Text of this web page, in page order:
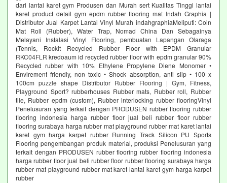
dari lantai karet gym Produsen dan Murah sert Kualitas Tinggi lantai
karet product detail gym epdm rubber flooring mat Indah Graphia |
Distributor Jual Karpet Lantai Vinyl Murah indahgraphiaMeliputi: Coin
Mat Roll (Rubber), Water Trap, Nomad China Dan Sebagainya
Melayani Instalasi Vinyl Flooring, pembuatan Lapangan Olaraga
(Tennis, Rockit Recycled Rubber Floor with EPDM Granular
RKC04FLR kredoaum id recycled rubber floor with epdm granular 90%
Recycled rubber with 10% Ethylene Propylene Diene Monomer •
Envirement friendly, non toxic • Shock absorption, anti slip • 100 x
100cm puzzle shape Distributor Rubber Flooring | Gym, Fitness,
Playground Sport? rubberhouses Rubber mats, Rubber roll, Rubber
tile, Rubber epdm (custom), Rubber interlocking rubber flooringVinyl
Penelusuran yang terkait dengan PRODUSEN rubber flooring rubber
flooring indonesia harga rubber floor jual beli rubber floor rubber
flooring surabaya harga rubber mat playground rubber mat karet lantai
karet gym harga karpet rubber Running Track Silicon PU Sports
Flooring pengembangan produk material, produksi Penelusuran yang
terkait dengan PRODUSEN rubber flooring rubber flooring indonesia
harga rubber floor jual beli rubber floor rubber flooring surabaya harga
rubber mat playground rubber mat karet lantai karet gym harga karpet
rubber